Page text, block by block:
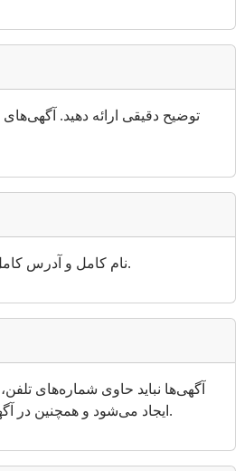
نام کامل و آدرس کامل خود را در پروفایل فروشنده خود وارد کنید. در وب‌سایت ما درج آگهی به صورت ناشناس امکان‌پذیر نیست.
آگهی‌ها نباید حاوی شماره‌های
ایجاد می‌شود و همچنین در آگهی نهایی نمایش داده خواهد شد. بنابراین، وارد کردن مجدد اطلاعات تماس شما در متن آگهی ضروری نیست.